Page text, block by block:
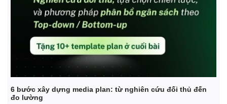
6 bước xây dựng media plan: từ nghiên cứu đối thủ đến
đo lường